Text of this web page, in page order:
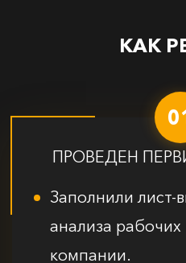
КАК
ПРОВЕДЕН
Заполнили лист-
анализа рабочих
компании.